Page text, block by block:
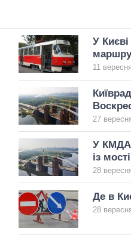
У
11
27
У КМДА
із
28
Де в
28